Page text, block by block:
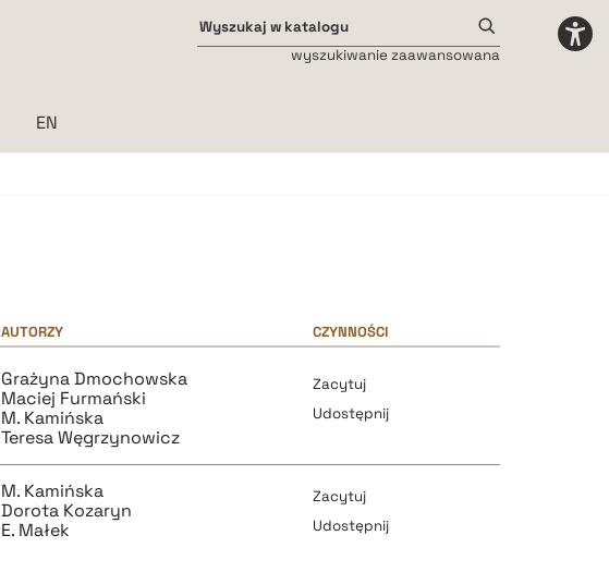
wyszukiwanie zaawansowana
AUTORZY CZYNNOŚCI
Grażyna Dmochowska
Maciej Furmański
M. Kamińska
Teresa Węgrzynowicz
Zacytuj
Udostępnij
M. Kamińska
Dorota Kozaryn
E. Małek
Zacytuj
Udostępnij